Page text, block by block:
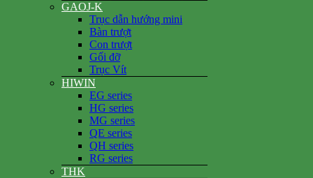
GAOJ-K
Trục dẫn hướng mini
Bàn trượt
Con trượt
Gối đỡ
Trục Vít
HIWIN
EG series
HG series
MG series
QE series
QH series
RG series
THK